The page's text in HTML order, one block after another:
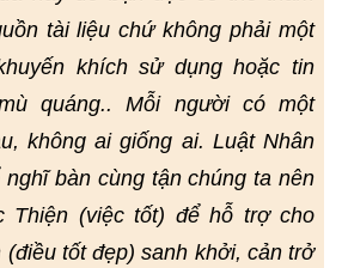
tài liệu chứ không phải một
khích sử dụng hoặc tin
quáng.. Mỗi người có một
không ai giống ai. Luật Nhân
bàn cùng tận chúng ta nên
Thiện (việc tốt) để hỗ trợ cho
(điều tốt đẹp) sanh khởi, cản trở